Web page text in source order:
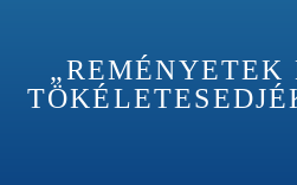
„REMÉNYETEK